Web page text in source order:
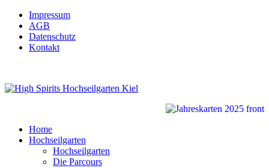
Impressum
AGB
Datenschutz
Kontakt
Home
Hochseilgarten
Hochseilgarten
Die Parcours